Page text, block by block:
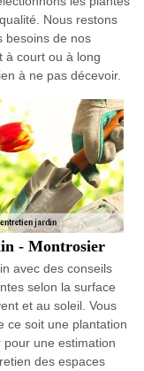
Nous restons
besoins de nos
à court ou à long
à ne pas décevoir.
- Montrosier
avec des conseils
selon la surface
et au soleil. Vous
ce soit une plantation
une estimation
des espaces